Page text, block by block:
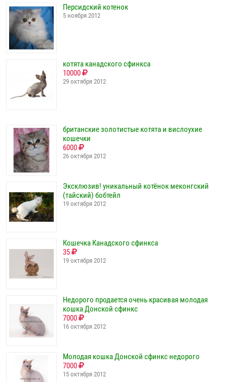
Персидский котенок
5 ноября 2012
котята канадского сфинкса
10000
29 октября 2012
британские золотистые котята и вислоухие
кошечки
6000
26 октября 2012
Эксклюзив! уникальный котёнок меконгский
(тайский) бобтейл
19 октября 2012
Кошечка Канадского сфинкса
35
19 октября 2012
Недорого продается очень красивая молодая
кошка Донской сфинкс
7000
16 октября 2012
Молодая кошка Донской сфинкс недорого
7000
15 октября 2012